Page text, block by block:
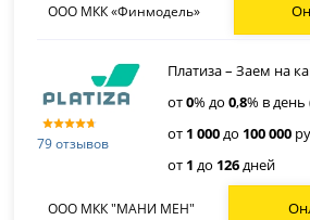
ООО МКК «Финмодель»
79 отзывов
Платиза – Заем на
от0% до0,8% в
от 1 000до 100 000
от 1 до 126дней
ООО МКК "МАНИ МЕН"